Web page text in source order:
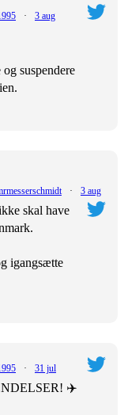
· 3 aug
suspendere
· 3 aug
skal have
igangsætte
· 31 jul
✈️